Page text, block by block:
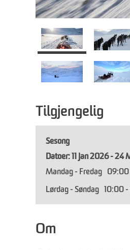
Tilgjengelig
Sesong
11 Jan 2026 - 24
Mandag - Fredag
09:00
Lørdag - Søndag 10:00 -
Om